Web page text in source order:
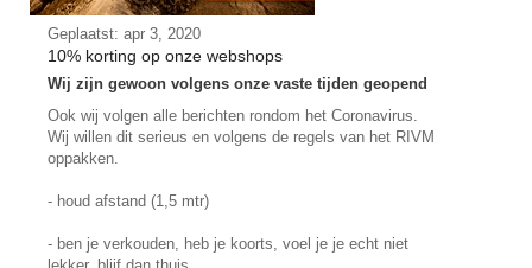
Geplaatst: apr 3, 2020
10% korting op onze webshops
Wij zijn gewoon volgens onze vaste tijden geopend
Ook wij volgen alle berichten rondom het Coronavirus.
Wij willen dit serieus en volgens de regels van het RIVM
oppakken.
- houd afstand (1,5 mtr)
- ben je verkouden, heb je koorts, voel je je echt niet